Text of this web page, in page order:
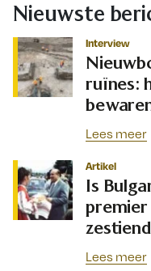
Nieuwste
Interview
ruïnes:
Lees meer
Artikel
Is
premier
Lees meer